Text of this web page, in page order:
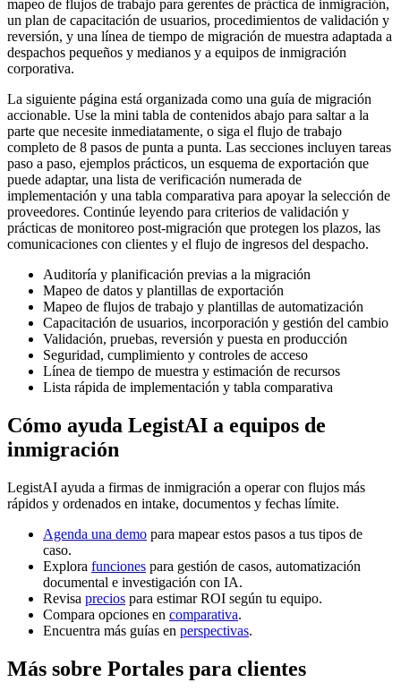
mapeo de flujos de trabajo para gerentes de práctica de inmigración,
un plan de capacitación de usuarios, procedimientos de validación y
reversión, y una línea de tiempo de migración de muestra adaptada a
despachos pequeños y medianos y a equipos de inmigración
corporativa.
La siguiente página está organizada como una guía de migración
accionable. Use la mini tabla de contenidos abajo para saltar a la
parte que necesite inmediatamente, o siga el flujo de trabajo
completo de 8 pasos de punta a punta. Las secciones incluyen tareas
paso a paso, ejemplos prácticos, un esquema de exportación que
puede adaptar, una lista de verificación numerada de
implementación y una tabla comparativa para apoyar la selección de
proveedores. Continúe leyendo para criterios de validación y
prácticas de monitoreo post-migración que protegen los plazos, las
comunicaciones con clientes y el flujo de ingresos del despacho.
Auditoría y planificación previas a la migración
Mapeo de datos y plantillas de exportación
Mapeo de flujos de trabajo y plantillas de automatización
Capacitación de usuarios, incorporación y gestión del cambio
Validación, pruebas, reversión y puesta en producción
Seguridad, cumplimiento y controles de acceso
Línea de tiempo de muestra y estimación de recursos
Lista rápida de implementación y tabla comparativa
Cómo ayuda LegistAI a equipos de
inmigración
LegistAI ayuda a firmas de inmigración a operar con flujos más
rápidos y ordenados en intake, documentos y fechas límite.
Agenda una demo para mapear estos pasos a tus tipos de
caso.
Explora funciones para gestión de casos, automatización
documental e investigación con IA.
Revisa precios para estimar ROI según tu equipo.
Compara opciones en comparativa.
Encuentra más guías en perspectivas.
Más sobre Portales para clientes